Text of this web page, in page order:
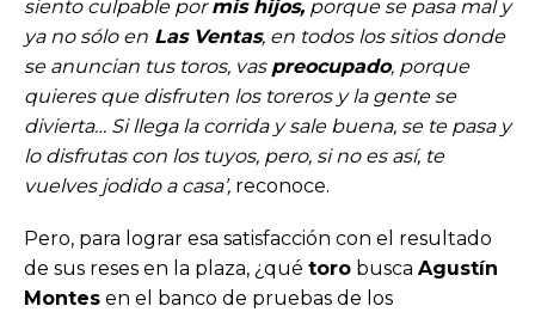
siento culpable pormis hijos, porque se pasa mal y
ya no sólo en Las Ventas, en todos los sitios donde
se anuncian tus toros, vas preocupado, porque
quieres que disfruten los toreros y la gente se
divierta… Si llega la corrida y sale buena, se te pasa y
lo disfrutas con los tuyos, pero, si no es así, te
vuelves jodido a casa’, reconoce.
Pero, para lograr esa satisfacción con el resultado
de sus reses en la plaza, ¿qué toro busca Agustín
Montes en el banco de pruebas de los